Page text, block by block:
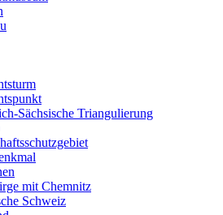
Sächsische Triangulierung
mit Chemnitz
Schweiz